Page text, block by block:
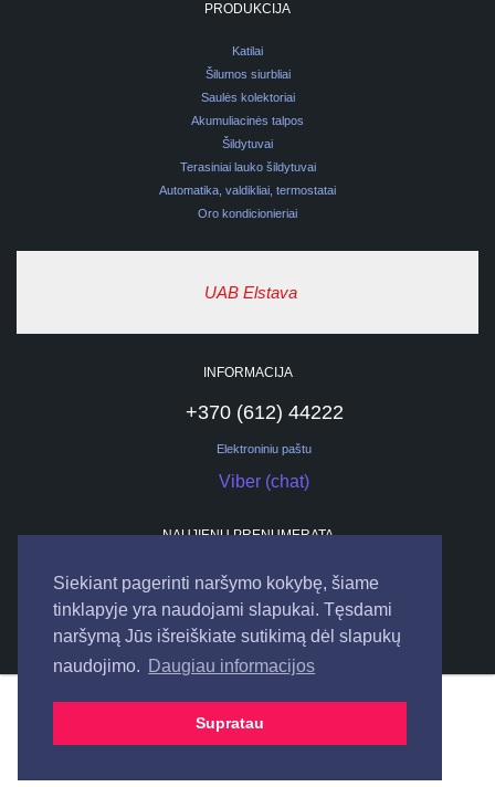
Siekiant pagerinti naršymo kokybę, šiame
tinklapyje yra naudojami slapukai. Tęsdami
naršymą Jūs išreiškiate sutikimą dėl slapukų
naudojimo. Daugiau informacijos
Supratau
PRODUKCIJA
Katilai
Šilumos siurbliai
Saulės kolektoriai
Akumuliacinės talpos
Šildytuvai
Terasiniai lauko šildytuvai
Automatika, valdikliai, termostatai
Oro kondicionieriai
UAB Elstava
INFORMACIJA
+370 (612) 44222
Elektroniniu paštu
Viber (chat)
NAUJIENŲ PRENUMERATA
UAB "ELSTAVA". Visos teisės saugomos.
Bendraukime internete: